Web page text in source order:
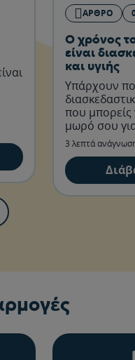
ΆΡΘΡΟ
Ο χρόνος
είναι
και υγιής
Υπάρχουν
που μπορείς
μωρό σου
ότι η
δεν θα
3 λεπτά